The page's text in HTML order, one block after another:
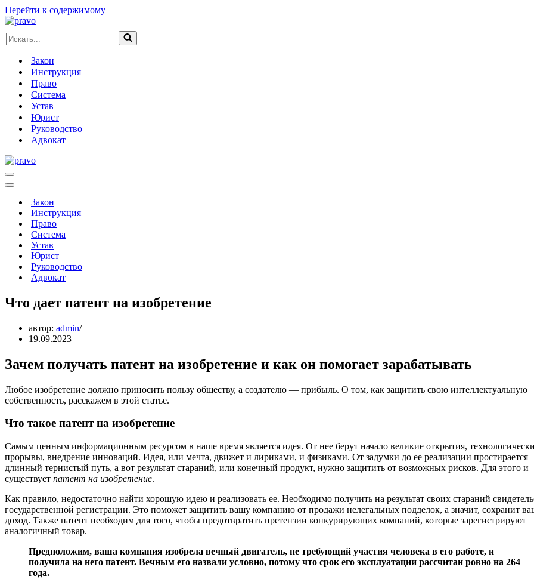
Перейти к содержимому
Искать...
Закон
Инструкция
Право
Система
Устав
Юрист
Руководство
Адвокат
Меню
навигации
Меню
навигацииЗакон
Инструкция
Право
Система
Устав
Юрист
Руководство
Адвокат
Что дает патент на изобретение
автор: admin
19.09.2023
Зачем получать патент на изобретение и как он помогает зарабатывать
Любое изобретение должно приносить пользу обществу, а создателю — прибыль. О том, как защитить свою интеллектуальную
собственность, расскажем в этой статье.
Что такое патент на изобретение
Самым ценным информационным ресурсом в наше время является идея. От нее берут начало великие открытия,
прорывы, внедрение инноваций. Идея, или мечта, движет и лириками, и физиками. От задумки до ее реализации простирается
длинный тернистый путь, а вот результат стараний, или конечный продукт, нужно защитить от возможных рисков. Для этого и
существует патент на изобретение.
Как правило, недостаточно найти хорошую идею и реализовать ее. Необходимо получить на результат своих стараний
государственной регистрации. Это поможет защитить вашу компанию от продажи нелегальных подделок, а значит, сохранит
доход. Также патент необходим для того, чтобы предотвратить претензии конкурирующих компаний, которые зарегистрируют
аналогичный товар.
Предположим, ваша компания изобрела вечный двигатель, не требующий участия человека в его работе, и
получила на него патент. Вечным его назвали условно, потому что срок его эксплуатации рассчитан ровно на 264
года.